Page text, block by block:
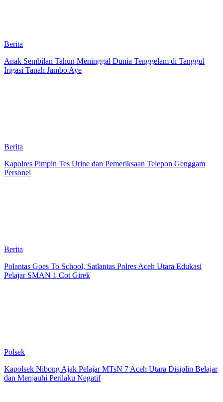
Berita
Anak Sembilan Tahun Meninggal Dunia Tenggelam di Tanggul
Irigasi Tanah Jambo Aye
Berita
Kapolres Pimpin Tes Urine dan Pemeriksaan Telepon Genggam
Personel
Berita
Polantas Goes To School, Satlantas Polres Aceh Utara Edukasi
Pelajar SMAN 1 Cot Girek
Polsek
Kapolsek Nibong Ajak Pelajar MTsN 7 Aceh Utara Disiplin Belajar
dan Menjauhi Perilaku Negatif